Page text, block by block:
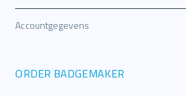
Accountgegevens
ORDER BADGEMAKER